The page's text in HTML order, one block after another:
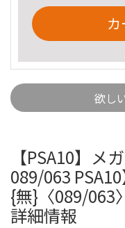
欲し
【PSA10】メ
089/063
{無}〈089/063
詳細情報